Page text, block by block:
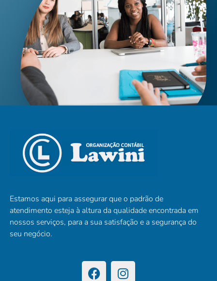
Estamos aqui para assegurar que o padrão de
atendimento esteja à altura da qualidade encontrada em
nossos serviços, para a sua satisfação e a segurança do
seu negócio.